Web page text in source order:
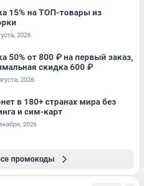
15% на ТОП-товары из
2026
50% от 800 ₽ на первый заказ,
скидка 600 ₽
2026
в 180+ странах мира без
и сим-карт
2026
промокоды